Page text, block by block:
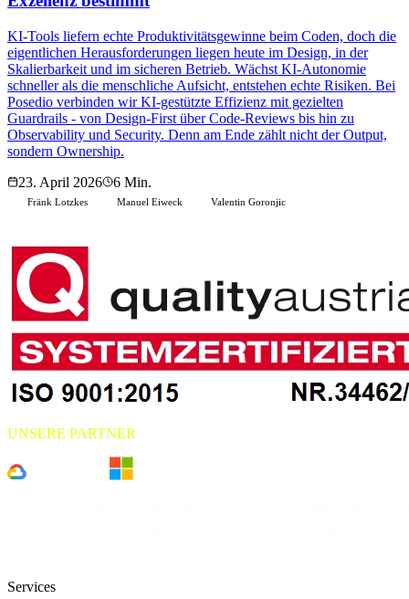
KI-Tools liefern echte Produktivitätsgewinne beim Coden, doch die
eigentlichen Herausforderungen liegen heute im Design, in der
Skalierbarkeit und im sicheren Betrieb. Wächst KI-Autonomie
schneller als die menschliche Aufsicht, entstehen echte Risiken. Bei
Posedio verbinden wir KI-gestützte Effizienz mit gezielten
Guardrails - von Design-First über Code-Reviews bis hin zu
Observability und Security. Denn am Ende zählt nicht der Output,
sondern Ownership.
23. April 2026
6 Min.
Fränk Lotzkes Manuel Eiweck Valentin Goronjic
UNSERE PARTNER
Services